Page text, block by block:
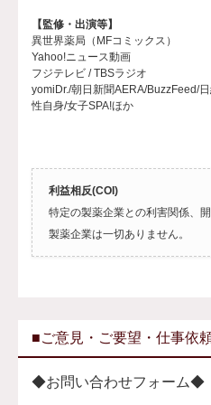
【監修・出演等】
異世界薬局（MFコミックス）
Yahoo!ニュース動画
フジテレビ / TBSラジオ
yomiDr./朝日新聞AERA/BuzzFeed/
性自身/女子SPA!ほか
利益相反(COI)
特定の製薬企業との利害関係、
製薬企業は一切ありません。
■ご意見・ご要望・仕事依
◆お問い合わせフォーム◆